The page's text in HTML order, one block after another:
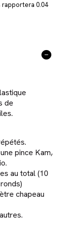
rapportera 0.04
de
pince Kam,
au total (10
chapeau